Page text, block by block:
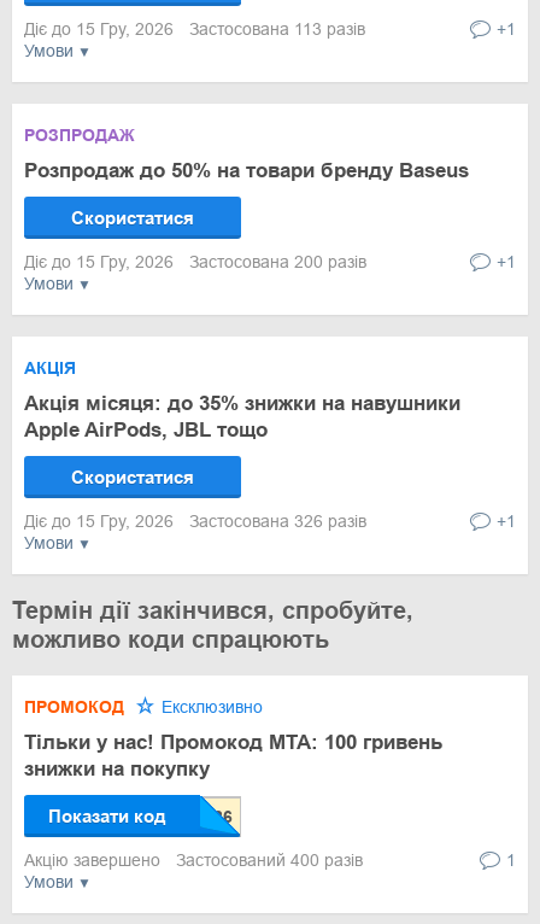
Умови
Діє до 15 Гру, 2026 Застосована 113 разів +1
Умови
РОЗПРОДАЖ
Розпродаж до 50% на товари бренду Baseus
Скористатися
Діє до 15 Гру, 2026 Застосована 200 разів +1
Умови
АКЦІЯ
Акція місяця: до 35% знижки на навушники
Apple AirPods, JBL тощо
Скористатися
Діє до 15 Гру, 2026 Застосована 326 разів +1
Термін дії закінчився, спробуйте,
можливо коди спрацюють
Умови
ПРОМОКОД Ексклюзивно
Тільки у нас! Промокод МТА: 100 гривень
знижки на покупку
Показати код
Акцію завершено Застосований 400 разів 1